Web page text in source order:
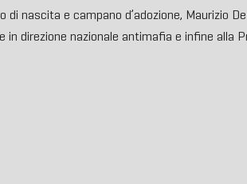
di nascita e campano d’adozione, Maurizio
in direzione nazionale antimafia e infine alla